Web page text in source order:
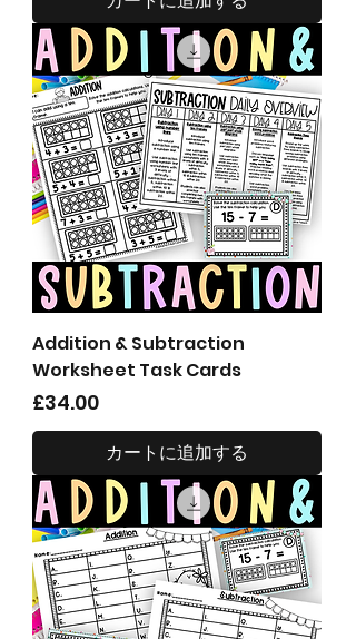
Addition & Subtraction
Worksheet Task Cards
価格
£34.00
カートに追加する